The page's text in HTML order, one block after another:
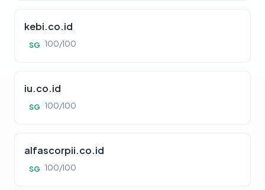
kebi.co.id
SG 100/100
iu.co.id
SG 100/100
alfascorpii.co.id
SG 100/100